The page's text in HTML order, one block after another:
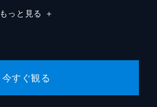
もっと見る ＋
今すぐ観る